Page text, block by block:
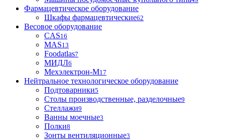
Фармацевтическое оборудование
Шкафы фармацевтические62
Весовое оборудование
CAS16
MAS13
Foodatlas7
МИДЛ6
Мехэлектрон-М17
Нейтральное технологическое оборудование
Подтоварники5
Столы производственные, разделочные9
Стеллажи9
Ванны моечные3
Полки8
Зонты вентиляционные3